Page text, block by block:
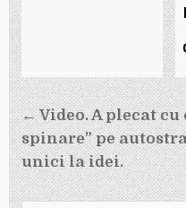
Navigare
în
articole
← Video. A plecat cu
spinare” pe
unici la idei.